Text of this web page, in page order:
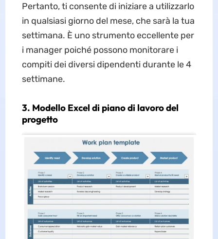
Pertanto, ti consente di iniziare a utilizzarlo
in qualsiasi giorno del mese, che sarà la tua
settimana. È uno strumento eccellente per
i manager poiché possono monitorare i
compiti dei diversi dipendenti durante le 4
settimane.
3. Modello Excel di piano di lavoro del
progetto